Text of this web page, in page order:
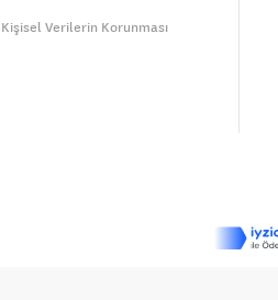
Kişisel Verilerin Korunması